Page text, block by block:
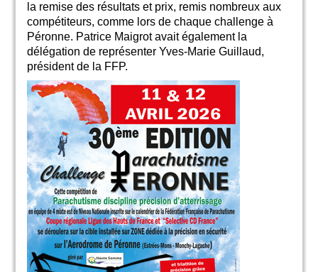
la remise des résultats et prix, remis nombreux aux
compétiteurs, comme lors de chaque challenge à
Péronne. Patrice Maigrot avait également la
délégation de représenter Yves-Marie Guillaud,
président de la FFP.